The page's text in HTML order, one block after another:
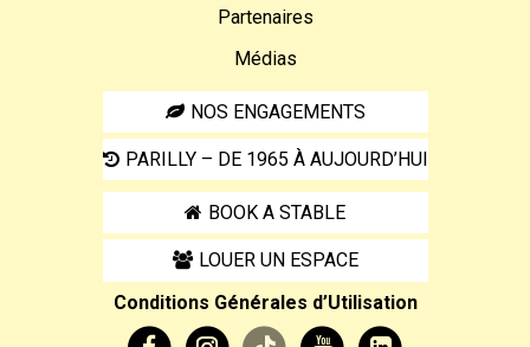
Partenaires
Médias
NOS ENGAGEMENTS
PARILLY – DE 1965 À AUJOURD’HUI
BOOK A STABLE
LOUER UN ESPACE
Conditions Générales d’Utilisation